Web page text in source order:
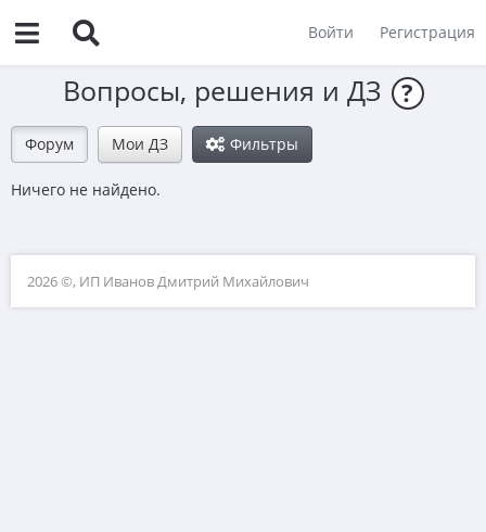
Войти Регистрация
Вопросы, решения и ДЗ ?
Форум Мои ДЗ Фильтры
Ничего не найдено.
2026 ©, ИП Иванов Дмитрий Михайлович